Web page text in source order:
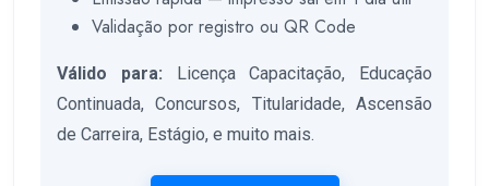
Validação por registro ou QR Code
Válido para: Licença Capacitação, Educação
Continuada, Concursos, Titularidade, Ascensão
de Carreira, Estágio, e muito mais.